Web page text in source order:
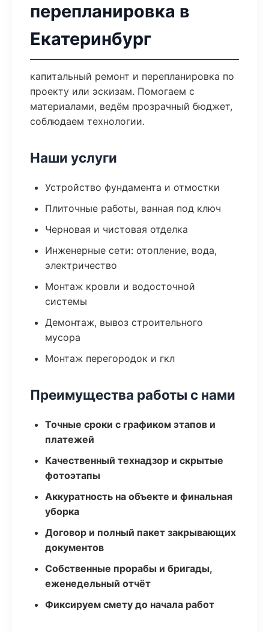
перепланировка в
Екатеринбург
капитальный ремонт и перепланировка по
проекту или эскизам. Помогаем с
материалами, ведём прозрачный бюджет,
соблюдаем технологии.
Наши услуги
Устройство фундамента и отмостки
Плиточные работы, ванная под ключ
Черновая и чистовая отделка
Инженерные сети: отопление, вода,
электричество
Монтаж кровли и водосточной
системы
Демонтаж, вывоз строительного
мусора
Монтаж перегородок и гкл
Преимущества работы с нами
Точные сроки с графиком этапов и
платежей
Качественный технадзор и скрытые
фотоэтапы
Аккуратность на объекте и финальная
уборка
Договор и полный пакет закрывающих
документов
Собственные прорабы и бригады,
еженедельный отчёт
Фиксируем смету до начала работ